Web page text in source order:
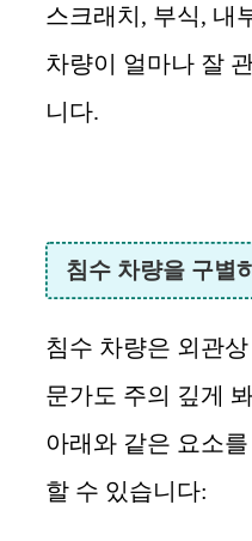
스크래치, 부식, 내
차량이 얼마나 잘
니다.
침수 차량을 구별
침수 차량은 외관
문가도 주의 깊게
아래와 같은 요소
할 수 있습니다: